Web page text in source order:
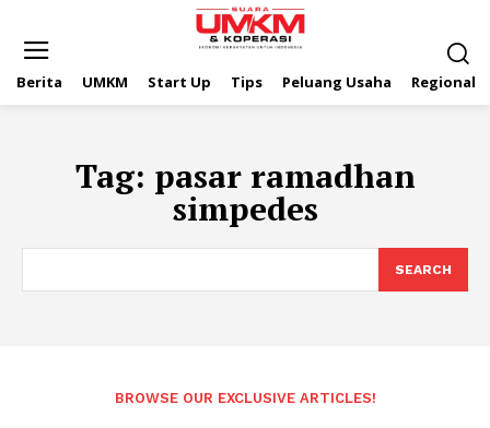
Berita UMKM Start Up Tips Peluang Usaha Regional
Tag: pasar ramadhan
simpedes
SEARCH
BROWSE OUR EXCLUSIVE ARTICLES!